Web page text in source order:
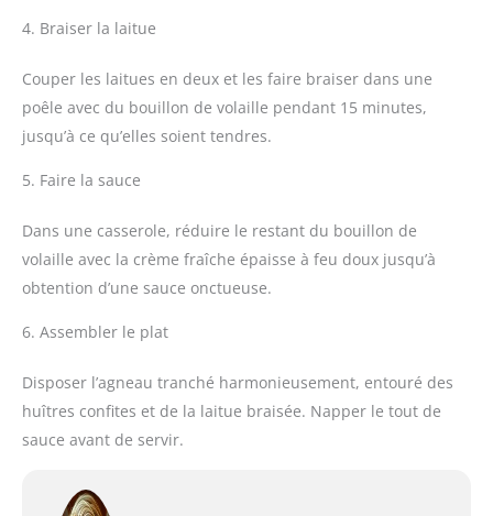
4. Braiser la laitue
Couper les laitues en deux et les faire braiser dans une
poêle avec du bouillon de volaille pendant 15 minutes,
jusqu’à ce qu’elles soient tendres.
5. Faire la sauce
Dans une casserole, réduire le restant du bouillon de
volaille avec la crème fraîche épaisse à feu doux jusqu’à
obtention d’une sauce onctueuse.
6. Assembler le plat
Disposer l’agneau tranché harmonieusement, entouré des
huîtres confites et de la laitue braisée. Napper le tout de
sauce avant de servir.